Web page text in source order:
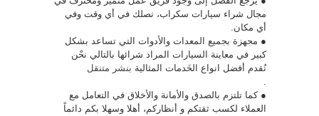
مجال شراء سيارات سكراب، نصلك في أي وقت وفي
أي مكان.
● مجهزة بجميع المعدات والأدوات التي تساعد بشكل
كبير في معاينة السيارات المراد شرائها بالتالي نحْن
نُقدم أفضل انواع الخَدمات المثالية بنشر متنقل
.
● كما تلتزم بالصدق والأمانة والأخلاق في التعامل مع
العملاء لكسب ثقتكم و أنظاركم، أهلا وسهلا بكم دائماً